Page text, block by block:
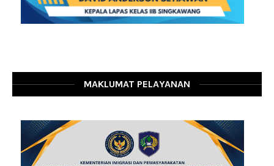
MAKLUMAT PELAYANAN